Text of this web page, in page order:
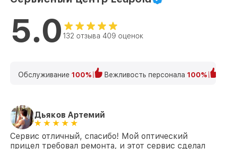
5.0 132 отзыва 409 оценок
Обслуживание 100% Вежливость персонала 100%
Дьяков Артемий
Сервис отличный, спасибо! Мой оптический
прицел требовал ремонта, и этот сервис сделал